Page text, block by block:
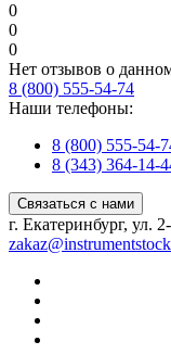
0
0
0
Нет отзывов о
8 (800) 555-54-74
Наши телефоны:
8 (800) 555-54-
8 (343) 364-14-
Связаться с нами
г. Екатеринбург, ул.